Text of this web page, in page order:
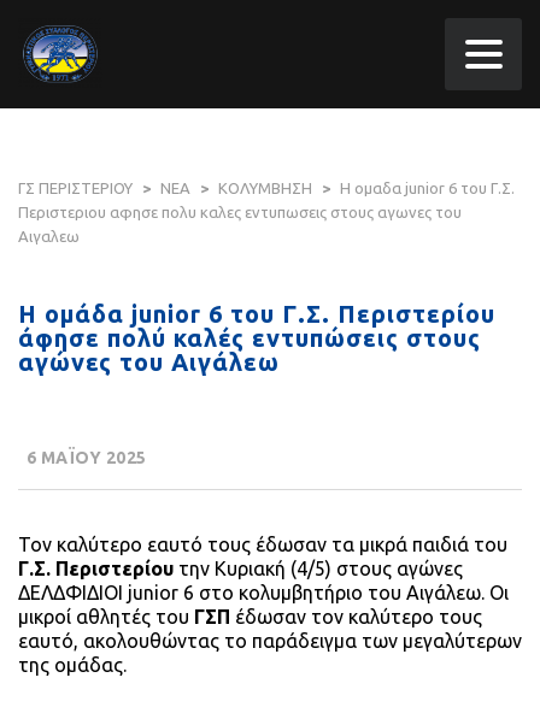
ΓΣ ΠΕΡΙΣΤΕΡΙΟΥ > ΝΕΑ > ΚΟΛΥΜΒΗΣΗ >
Η ομαδα junior 6 του Γ.Σ.
Περιστεριου αφησε πολυ καλες εντυπωσεις στους αγωνες του
Αιγαλεω
Η ομάδα junior 6 του Γ.Σ. Περιστερίου
άφησε πολύ καλές εντυπώσεις στους
αγώνες του Αιγάλεω
6 ΜΑΪΟΥ 2025
Τον καλύτερο εαυτό τους έδωσαν τα μικρά παιδιά του
Γ.Σ. Περιστερίου την Κυριακή (4/5) στους αγώνες
ΔΕΛΔΦΙΔΙΟΙ junior 6 στο κολυμβητήριο του Αιγάλεω. Οι
μικροί αθλητές του ΓΣΠ έδωσαν τον καλύτερο τους
εαυτό, ακολουθώντας το παράδειγμα των μεγαλύτερων
της ομάδας.